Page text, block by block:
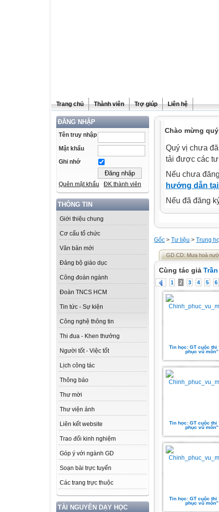
Trang chủ Thành viên Trợ giúp Liên hệ
ĐĂNG NHẬP
Tên truy nhập
Mật khẩu
Ghi nhớ
Quên mật khẩu ĐK thành viên
THÔNG TIN
Giới thiệu chung
Cơ cấu tổ chức
Văn bản mới
Đảng bộ giáo dục
Công đoàn ngành
Đoàn TNCS HCM
Tin tức - Sự kiện
Công nghệ thông tin
Thi đua - Khen thưởng
Người tốt - Việc tốt
Lịch công tác
Thông báo
Thư mời
Thư viện ảnh
Liên kết website
Trao đổi kinh nghiệm
Góp ý với ngành GD
Soạn bài trực tuyến
Các trang trực thuộc
TÀI NGUYÊN DẠY HỌC
Chào mừng
Quý vị chưa
tải được các
Nếu chưa
hướng dẫn
Nếu đã đăng
Gốc > Tư liệu > Trung
GD CD: Mưa hoà
Cùng tác giả
1 2 3 4 5 6
Tin học: GT cuộc thi
phục vũ
Tin học: GT cuộc thi
phục vũ
Tin học: GT cuộc thi
phục vũ